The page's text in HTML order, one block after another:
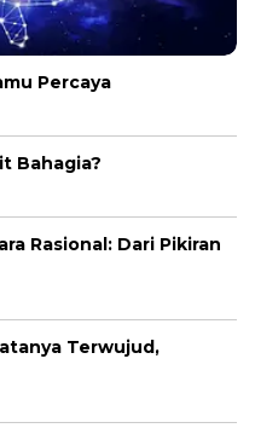
Percaya
Bahagia?
Rasional: Dari Pikiran
Terwujud,